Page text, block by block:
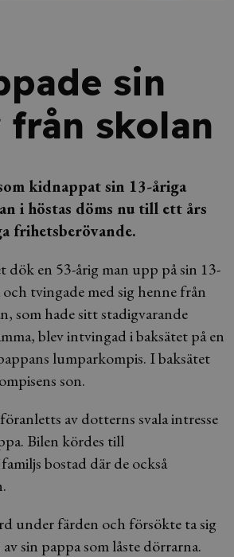
sin
skolan
kidnappat sin 13-åriga
i höstas döms nu till ett års
frihetsberövande.
dök en 53-årig man upp på sin 13-
tvingade med sig henne från
som hade sitt stadigvarande
blev intvingad i baksätet på en
lumparkompis. I baksätet
son.
av dotterns svala intresse
Bilen kördes till
bostad där de också
under färden och försökte ta sig
sin pappa som låste dörrarna.